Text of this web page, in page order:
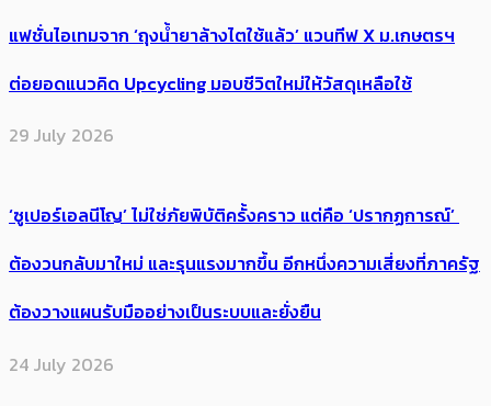
แฟชั่นไอเทมจาก ‘ถุงน้ำยาล้างไตใช้แล้ว’ แวนทีฟ X ม.เกษตรฯ
ต่อยอดแนวคิด Upcycling มอบชีวิตใหม่ให้วัสดุเหลือใช้
29 July 2026
‘ซูเปอร์เอลนีโญ’ ไม่ใช่ภัยพิบัติครั้งคราว แต่คือ ‘ปรากฏการณ์’ ​
ต้อง​วนกลับมาใหม่ และรุนแรงมากขึ้น อีกหนึ่งความเสี่ยงที่ภาครัฐ
ต้องวางแผนรับมืออย่างเป็นระบบและยั่งยืน
24 July 2026